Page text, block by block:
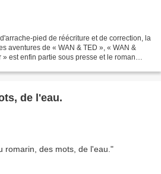
pied de réécriture et de correction, la
aventures de « WAN & TED », « WAN &
est enfin partie sous presse et le roman
de l'eau.